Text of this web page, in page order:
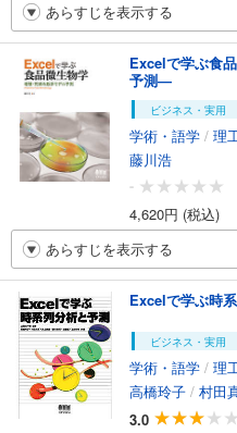
あらすじを表示する
Excelで学ぶ食
予測―
ビジネス・実用
学術・語学 / 理
藤川浩
-
4,620円 (税込)
あらすじを表示する
Excelで学ぶ時
ビジネス・実用
学術・語学 / 理
高橋玲子 / 村田
3.0